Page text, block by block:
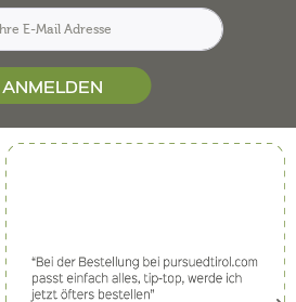
ANMELDEN